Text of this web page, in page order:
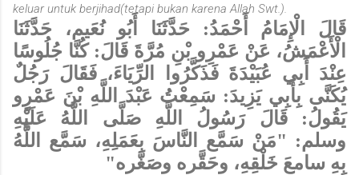
keluar untuk berjihad(tetapi bukan karena Allah Swt.).
قَالَ الْإِمَامُ أَحْمَدُ: حَدَّثَنَا أَبُو نُعَيم، حَدَّثَنَا
الْأَعْمَشُ، عَنْ عَمْرِو بْنِ مُرَّةَ قَالَ: كُنَّا جُلُوسًا
عِنْدَ أَبِي عُبَيْدَةَ فَذَكَّرُوا الرِّيَاءَ، فَقَالَ رَجُلٌ
يُكَنَّى بِأَبِي يَزِيدَ: سَمِعْتُ عَبْدَ اللَّهِ بْنَ عَمْرٍو
يَقُولُ: قَالَ رَسُولُ اللَّهِ صَلَّى اللَّهُ عَلَيْهِ
وسلم: "مَنْ سَمَّع النَّاسَ بِعَمَلِهِ، سَمَّع اللَّهُ
بِهِ سامعَ خَلْقِهِ، وحَقَّره وصَغَّره"